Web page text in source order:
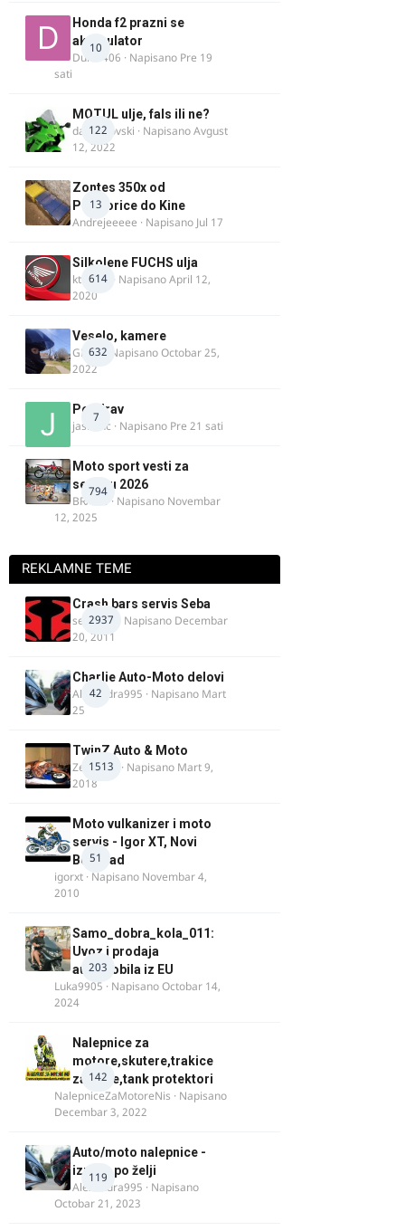
10
Honda f2 prazni se
akomulator
Dule1406 · Napisano Pre 19
sati
122
MOTUL ulje, fals ili ne?
dalipopovski · NapisanoAvgust
12, 2022
13
Zontes 350x od
Podgorice do Kine
Andrejeeeee · Napisano Jul 17
614
Silkolene FUCHS ulja
ktm600 · NapisanoApril 12,
2020
632
Veselo, kamere
GR 46· NapisanoOctobar 25,
2022
7
Pozdrav
jasminc · Napisano Pre 21 sati
794
Moto sport vesti za
sezonu 2026
BRACO · Napisano Novembar
12, 2025
REKLAMNE TEME
2937
Crash bars servis Seba
seba011 · Napisano Decembar
20, 2011
42
Charlie Auto-Moto delovi
Alexandra995 · Napisano Mart
25
1513
TwinZ Auto & Moto
Zeljkamp · Napisano Mart 9,
2018
51
Moto vulkanizer i moto
servis - Igor XT, Novi
Beograd
igorxt · Napisano Novembar 4,
2010
203
Samo_dobra_kola_011:
Uvoz i prodaja
automobila iz EU
Luka9905 · NapisanoOctobar 14,
2024
142
Nalepnice za
motore,skutere,trakice
za felne,tank protektori
NalepniceZaMotoreNis · Napisano
Decembar 3, 2022
119
Auto/moto nalepnice -
izrada po želji
Alexandra995 · Napisano
Octobar 21, 2023